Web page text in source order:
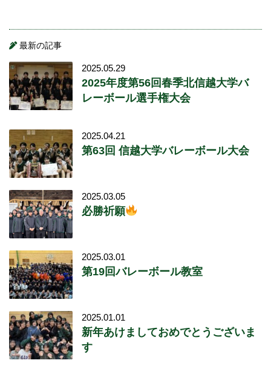
最新の記事
2025.05.29
2025年度第56回春季北信越大学バ
レーボール選手権大会
2025.04.21
第63回 信越大学バレーボール大会
2025.03.05
必勝祈願
2025.03.01
第19回バレーボール教室
2025.01.01
新年あけましておめでとうございま
す